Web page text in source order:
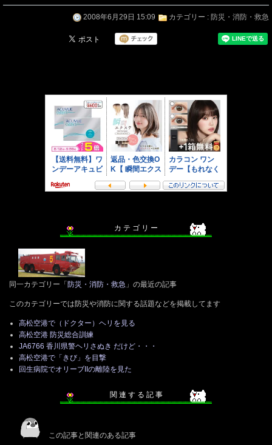
2008年6月29日 15:09 カテゴリー : 防災・消防・救急
カ テ ゴ リ ー
同一カテゴリー「防災・消防・救急 」の最近の記事
このカテゴリーでは防災や消防に関する話題などを掲載してます
高松空港で（ドクター）ヘリを見る
高松空港 防災総合訓練
JA6766 香川県警ヘリさぬき だけど・・・
高松空港で「きび」を目撃
回生病院でオリーブIIの離陸を見た
関 連 す る 記 事
この記事と関連のある記事